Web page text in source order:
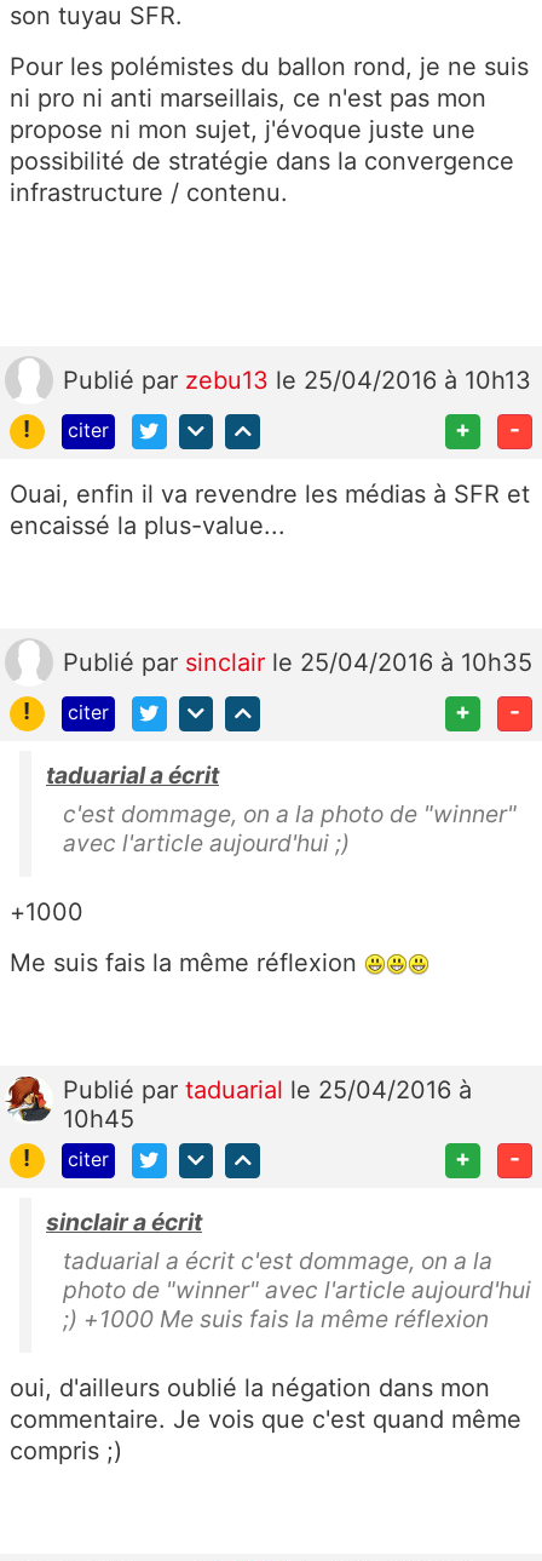
son tuyau SFR.
Pour les polémistes du ballon rond, je ne suis
ni pro ni anti marseillais, ce n'est pas mon
propose ni mon sujet, j'évoque juste une
possibilité de stratégie dans la convergence
infrastructure / contenu.
Publié par zebu13 le 25/04/2016 à 10h13
!
citer + -
Ouai, enfin il va revendre les médias à SFR et
encaissé la plus-value...
Publié par sinclair le 25/04/2016 à 10h35
!
citer + -
taduarial a écrit
c'est dommage, on a la photo de "winner"
avec l'article aujourd'hui ;)
+1000
Me suis fais la même réflexion
Publié par taduarial le 25/04/2016 à
10h45
!
citer + -
sinclair a écrit
taduarial a écrit c'est dommage, on a la
photo de "winner" avec l'article aujourd'hui
;) +1000 Me suis fais la même réflexion
oui, d'ailleurs oublié la négation dans mon
commentaire. Je vois que c'est quand même
compris ;)